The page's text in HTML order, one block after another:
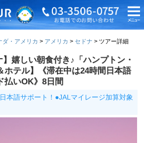
ダ・アメリカ アメリカ セドナ ツアー詳細
】嬉しい朝食付き♪「ハンプトン・
ホテル】《滞在中は24時間日本語
払いOK》8日間
本語サポート！●JALマイレージ加算対象